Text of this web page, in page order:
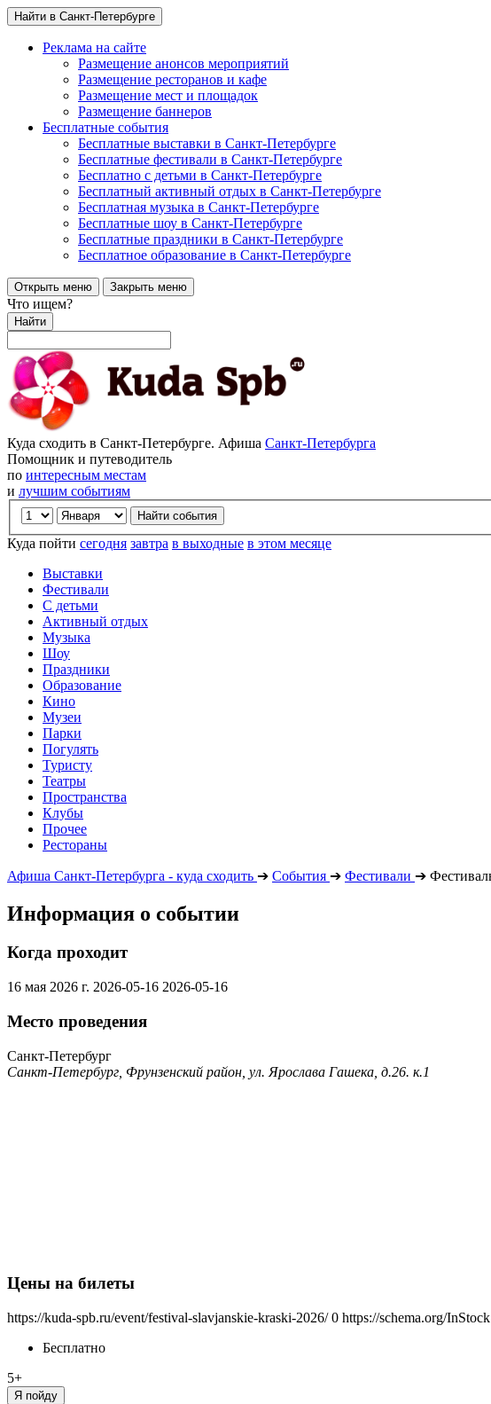
Найти в Санкт-Петербурге
Реклама на сайте
Размещение анонсов мероприятий
Размещение ресторанов и кафе
Размещение мест и площадок
Размещение баннеров
Бесплатные события
Бесплатные выставки в Санкт-Петербурге
Бесплатные фестивали в Санкт-Петербурге
Бесплатно с детьми в Санкт-Петербурге
Бесплатный активный отдых в Санкт-Петербурге
Бесплатная музыка в Санкт-Петербурге
Бесплатные шоу в Санкт-Петербурге
Бесплатные праздники в Санкт-Петербурге
Бесплатное образование в Санкт-Петербурге
Открыть меню Закрыть меню
Что ищем?
Найти
Куда сходить в Санкт-Петербурге. Афиша Санкт-Петербурга
Помощник и путеводитель
по интересным местам
и лучшим событиям
Куда пойти сегодня завтра в выходные в этом месяце
Выставки
Фестивали
С детьми
Активный отдых
Музыка
Шоу
Праздники
Образование
Кино
Музеи
Парки
Погулять
Туристу
Театры
Пространства
Клубы
Прочее
Рестораны
Афиша Санкт-Петербурга - куда сходить ➔ События ➔ Фестивали ➔
Информация о событии
Когда проходит
16 мая 2026 г. 2026-05-16 2026-05-16
Место проведения
Санкт-Петербург
Санкт-Петербург, Фрунзенский район, ул. Ярослава Гашека, д.26. к.1
Цены на билеты
https://kuda-spb.ru/event/festival-slavjanskie-kraski-2026/ 0 https://schema.org/InStock
Бесплатно
5+
Я пойду